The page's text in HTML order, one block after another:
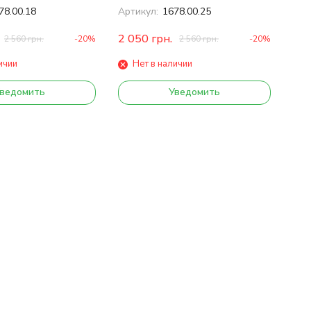
2 560грн. -20%
ц: синій
Артикул: 1678.00.25
2 050 грн. 2 560грн. -20%
Нет в наличии
Уведомить